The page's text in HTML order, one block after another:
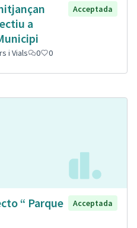
a
Acceptada
i Vials 0 0
“ Parque
Acceptada